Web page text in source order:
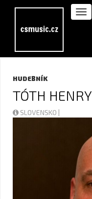
HUDEBNÍK
TÓTH HENRY
SLOVENSKO |